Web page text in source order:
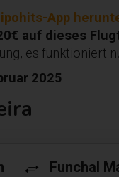
App
auf dieses
es funktioniert
2025
Funchal